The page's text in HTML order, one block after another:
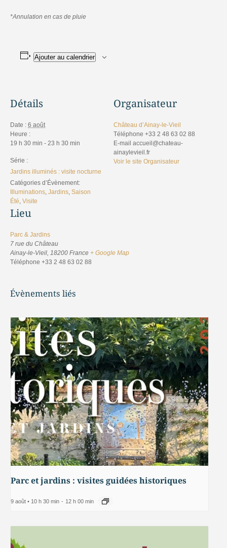
*Annulation en cas de pluie
Ajouter au calendrier
Détails
Date : 6 août
Heure :
19 h 30 min - 23 h 30 min
Série :
Jardins illuminés : visite nocturne
Catégories d’Évènement:
Illuminations Jardins Saison
Été Visite
Lieu
Parc & Jardins
7 rue du Château
Ainay-le-Vieil 18200 France + Google Map
Téléphone +33 2 48 63 02 88
Organisateur
Château d’Ainay-le-Vieil
Téléphone +33 2 48 63 02 88
E-mail accueil@chateau-
ainaylevieil.fr
Voir le site Organisateur
Évènements liés
Parc et jardins : visites guidées historiques
9 août • 10 h 30 min - 12 h 00 min